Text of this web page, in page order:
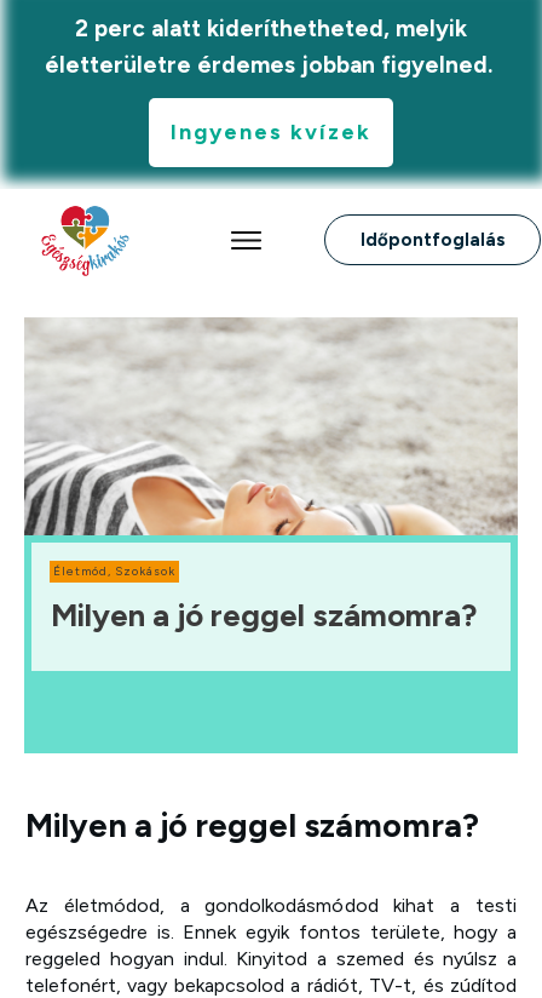
2 perc alatt kideríthetheted, melyik
életterületre érdemes jobban figyelned.
Ingyenes kvízek
Időpontfoglalás
Életmód Szokások
Milyen a jó reggel számomra?
Milyen a jó reggel számomra?
Az életmódod, a gondolkodásmódod kihat a testi
egészségedre is. Ennek egyik fontos területe, hogy a
reggeled hogyan indul. Kinyitod a szemed és nyúlsz a
telefonért, vagy bekapcsolod a rádiót, TV-t, és zúdítod